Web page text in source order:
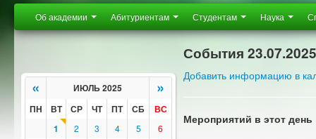
Об академии Абитуриентам Студентам Наука
« ИЮЛЬ 2025 »
ПН ВТ СР ЧТ ПТ СБ
ВС
1
2 3 4 5
6
События 23.07.2025
Добавить информацию в
Мероприятий в этот день